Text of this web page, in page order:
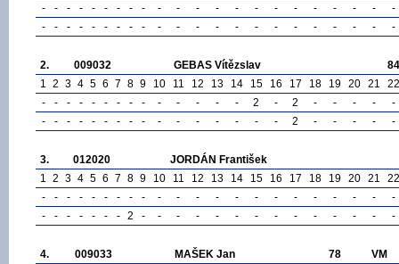
-
- - - - - - - - - - - - - - - - - - - -
-
-
- - - - - - - - - - - - - - - - - - - - -
2. 009032 GEBAS Vítězslav
84
1 2 3 4 5 6 7 8 9 10 11 12 13 14 15 16 17 18 19 20 21
22
-
- - - - - - - - - - - - - 2 - 2 - - - -
-
-
- - - - - - - - - - - - - - - 2 - - - - -
3. 012020
JORDÁN František
1 2 3 4 5 6 7 8 9 10 11 12 13 14 15 16 17 18 19 20 21
22
-
- - - - - - - - - - - - - - - - - - - -
-
-
- - - - - - 2 - - - - - - - - - - - - - -
4. 009033 MAŠEK Jan 78
VM